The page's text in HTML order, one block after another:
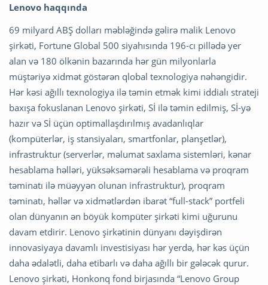
Lenovo haqqında
69 milyard ABŞ dolları məbləğində gəlirə malik Lenovo
şirkəti, Fortune Global 500 siyahısında 196-cı pillədə yer
alan və 180 ölkənin bazarında hər gün milyonlarla
müştəriyə xidmət göstərən qlobal texnologiya nəhəngidir.
Hər kəsi ağıllı texnologiya ilə təmin etmək kimi iddialı strateji
baxışa fokuslanan Lenovo şirkəti, Sİ ilə təmin edilmiş, Sİ-yə
hazır və Sİ üçün optimallaşdırılmış avadanlıqlar
(kompüterlər, iş stansiyaları, smartfonlar, planşetlər),
infrastruktur (serverlər, məlumat saxlama sistemləri, kənar
hesablama həlləri, yüksəksəmərəli hesablama və proqram
təminatı ilə müəyyən olunan infrastruktur), proqram
təminatı, həllər və xidmətlərdən ibarət “full-stack” portfeli
olan dünyanın ən böyük kompüter şirkəti kimi uğurunu
davam etdirir. Lenovo şirkətinin dünyanı dəyişdirən
innovasiyaya davamlı investisiyası hər yerdə, hər kəs üçün
daha ədalətli, daha etibarlı və daha ağıllı bir gələcək qurur.
Lenovo şirkəti, Honkonq fond birjasında “Lenovo Group